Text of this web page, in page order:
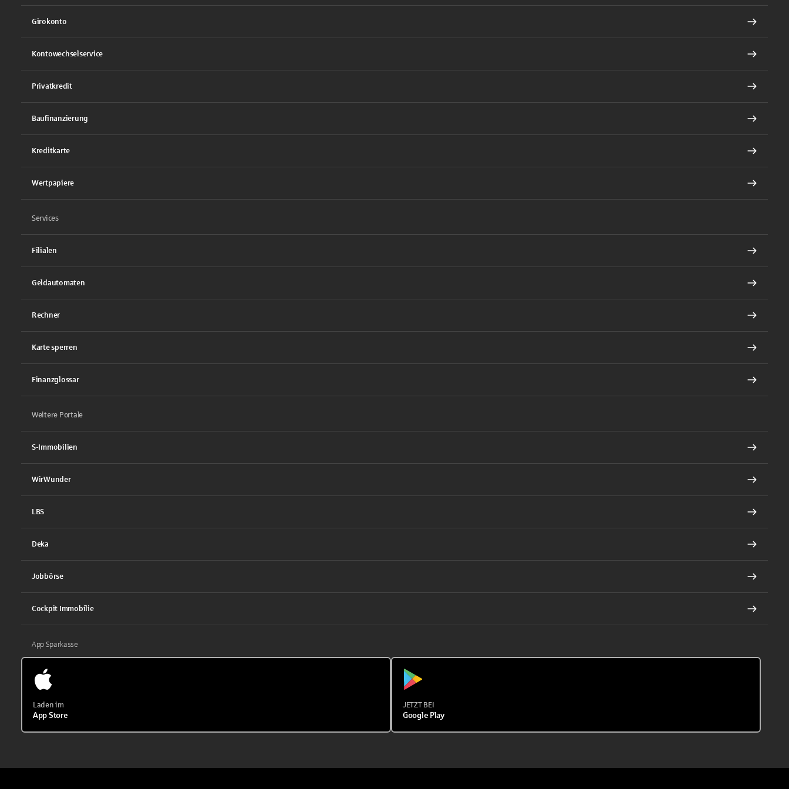
Girokonto
Kontowechselservice
Privatkredit
Baufinanzierung
Kreditkarte
Wertpapiere
Services
Filialen
Geldautomaten
Rechner
Karte sperren
Finanzglossar
Weitere Portale
S-Immobilien
WirWunder
LBS
Deka
Jobbörse
Cockpit Immobilie
App Sparkasse
Laden im
App Store
JETZT BEI
Google Play